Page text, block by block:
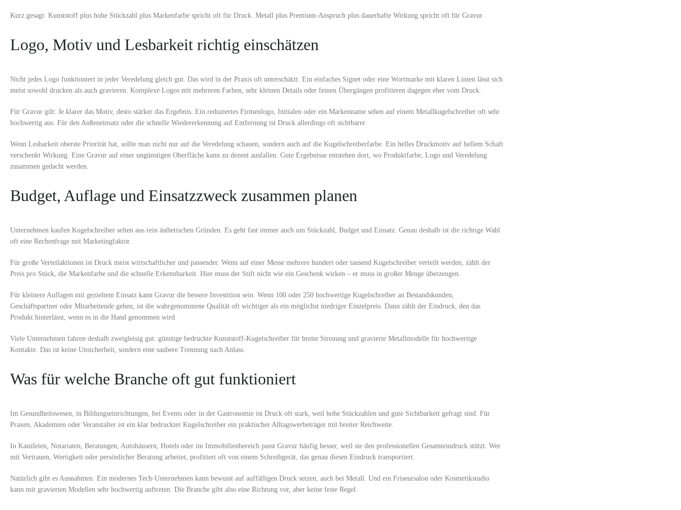
Kurz gesagt: Kunststoff plus hohe Stückzahl plus Markenfarbe spricht oft für Druck. Metall plus Premium-Anspruch plus dauerhafte Wirkung spricht oft für Gravur.
Logo, Motiv und Lesbarkeit richtig einschätzen
Nicht jedes Logo funktioniert in jeder Veredelung gleich gut. Das wird in der Praxis oft unterschätzt. Ein einfaches Signet oder eine Wortmarke mit klaren Linien lässt sich
meist sowohl drucken als auch gravieren. Komplexe Logos mit mehreren Farben, sehr kleinen Details oder feinen Übergängen profitieren dagegen eher vom Druck.
Für Gravur gilt: Je klarer das Motiv, desto stärker das Ergebnis. Ein reduziertes Firmenlogo, Initialen oder ein Markenname sehen auf einem Metallkugelschreiber oft sehr
hochwertig aus. Für den Außeneinsatz oder die schnelle Wiedererkennung auf Entfernung ist Druck allerdings oft sichtbarer.
Wenn Lesbarkeit oberste Priorität hat, sollte man nicht nur auf die Veredelung schauen, sondern auch auf die Kugelschreiberfarbe. Ein helles Druckmotiv auf hellem Schaft
verschenkt Wirkung. Eine Gravur auf einer ungünstigen Oberfläche kann zu dezent ausfallen. Gute Ergebnisse entstehen dort, wo Produktfarbe, Logo und Veredelung
zusammen gedacht werden.
Budget, Auflage und Einsatzzweck zusammen planen
Unternehmen kaufen Kugelschreiber selten aus rein ästhetischen Gründen. Es geht fast immer auch um Stückzahl, Budget und Einsatz. Genau deshalb ist die richtige Wahl
oft eine Rechenfrage mit Marketingfaktor.
Für große Verteilaktionen ist Druck meist wirtschaftlicher und passender. Wenn auf einer Messe mehrere hundert oder tausend Kugelschreiber verteilt werden, zählt der
Preis pro Stück, die Markenfarbe und die schnelle Erkennbarkeit. Hier muss der Stift nicht wie ein Geschenk wirken – er muss in großer Menge überzeugen.
Für kleinere Auflagen mit gezieltem Einsatz kann Gravur die bessere Investition sein. Wenn 100 oder 250 hochwertige Kugelschreiber an Bestandskunden,
Geschäftspartner oder Mitarbeitende gehen, ist die wahrgenommene Qualität oft wichtiger als ein möglichst niedriger Einzelpreis. Dann zählt der Eindruck, den das
Produkt hinterlässt, wenn es in die Hand genommen wird.
Viele Unternehmen fahren deshalb zweigleisig gut: günstige bedruckte Kunststoff-Kugelschreiber für breite Streuung und gravierte Metallmodelle für hochwertige
Kontakte. Das ist keine Unsicherheit, sondern eine saubere Trennung nach Anlass.
Was für welche Branche oft gut funktioniert
Im Gesundheitswesen, in Bildungseinrichtungen, bei Events oder in der Gastronomie ist Druck oft stark, weil hohe Stückzahlen und gute Sichtbarkeit gefragt sind. Für
Praxen, Akademien oder Veranstalter ist ein klar bedruckter Kugelschreiber ein praktischer Alltagswerbeträger mit breiter Reichweite.
In Kanzleien, Notariaten, Beratungen, Autohäusern, Hotels oder im Immobilienbereich passt Gravur häufig besser, weil sie den professionellen Gesamteindruck stützt. Wer
mit Vertrauen, Wertigkeit oder persönlicher Beratung arbeitet, profitiert oft von einem Schreibgerät, das genau diesen Eindruck transportiert.
Natürlich gibt es Ausnahmen. Ein modernes Tech-Unternehmen kann bewusst auf auffälligen Druck setzen, auch bei Metall. Und ein Friseursalon oder Kosmetikstudio
kann mit gravierten Modellen sehr hochwertig auftreten. Die Branche gibt also eine Richtung vor, aber keine feste Regel.